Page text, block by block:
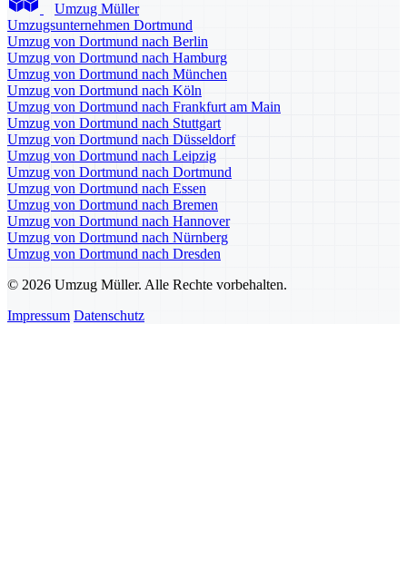
Umzug Müller
Umzugsunternehmen Dortmund
Umzug von Dortmund nach Berlin
Umzug von Dortmund nach Hamburg
Umzug von Dortmund nach München
Umzug von Dortmund nach Köln
Umzug von Dortmund nach Frankfurt am Main
Umzug von Dortmund nach Stuttgart
Umzug von Dortmund nach Düsseldorf
Umzug von Dortmund nach Leipzig
Umzug von Dortmund nach Dortmund
Umzug von Dortmund nach Essen
Umzug von Dortmund nach Bremen
Umzug von Dortmund nach Hannover
Umzug von Dortmund nach Nürnberg
Umzug von Dortmund nach Dresden
© 2026 Umzug Müller. Alle Rechte vorbehalten.
Impressum Datenschutz